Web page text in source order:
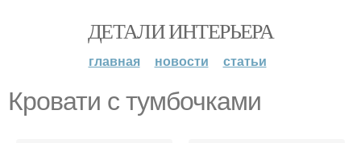
ДЕТАЛИ ИНТЕРЬЕРА
главная новости статьи
Кровати с тумбочками